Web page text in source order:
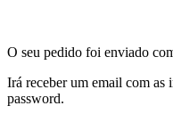
O seu pedido foi enviado
Irá receber um email com as
password.